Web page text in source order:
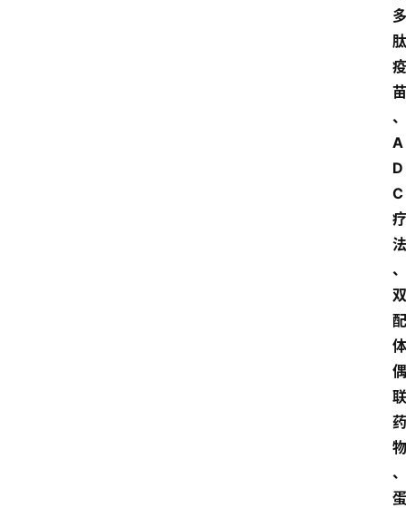
多
肽
疫
苗
、
A
D
C
疗
法
、
双
配
体
偶
联
药
物
、
蛋